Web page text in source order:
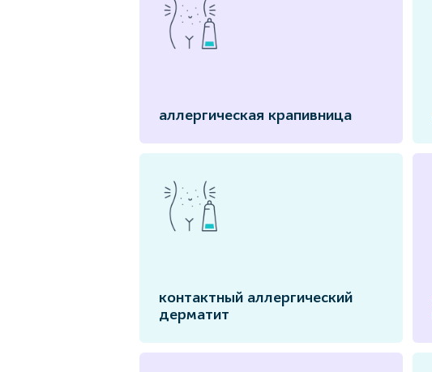
аллергическая крапивница
контактный аллергический
дерматит